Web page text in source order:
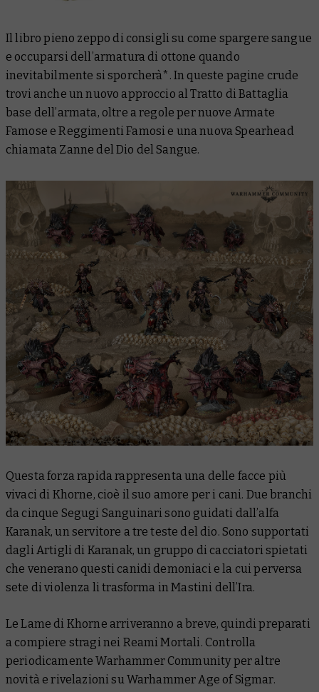
Il libro pieno zeppo di consigli su come spargere sangue
e occuparsi dell’armatura di ottone quando
inevitabilmente si sporcherà*. In queste pagine crude
trovi anche un nuovo approccio al Tratto di Battaglia
base dell’armata, oltre a regole per nuove Armate
Famose e Reggimenti Famosi e una nuova Spearhead
chiamata Zanne del Dio del Sangue.
Questa forza rapida rappresenta una delle facce più
vivaci di Khorne, cioè il suo amore per i cani. Due branchi
da cinque Segugi Sanguinari sono guidati dall’alfa
Karanak, un servitore a tre teste del dio. Sono supportati
dagli Artigli di Karanak, un gruppo di cacciatori spietati
che venerano questi canidi demoniaci e la cui perversa
sete di violenza li trasforma in Mastini dell’Ira.
Le Lame di Khorne arriveranno a breve, quindi preparati
a compiere stragi nei Reami Mortali. Controlla
periodicamente Warhammer Community per altre
novità e rivelazioni su Warhammer Age of Sigmar.